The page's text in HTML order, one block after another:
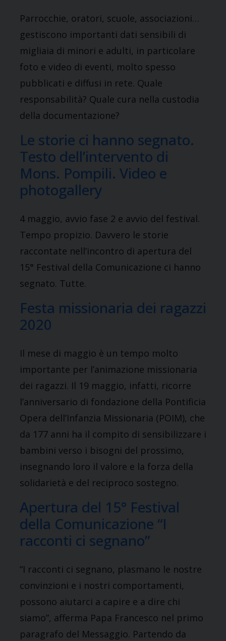
Parrocchie, oratori, scuole, associazioni…
gestiscono importanti dati sensibili di
migliaia di minori e adulti, in particolare
foto e video di eventi, molto spesso
pubblicati e diffusi in rete. Quale
responsabilità? Quale cura nella custodia
della documentazione?
Le storie ci hanno segnato.
Testo dell’intervento di
Mons. Pompili. Video e
photogallery
4 maggio, avvio fase 2 e avvio del festival.
Tempo propizio. Davvero le storie
raccontate nell’incontro di apertura del
15° Festival della Comunicazione ci hanno
segnato. Tutte.
Festa missionaria dei ragazzi
2020
Il mese di maggio è un tempo molto
importante per l’animazione missionaria
dei ragazzi. Il 19 maggio, infatti, ricorre
l’anniversario di fondazione della Pontificia
Opera dell’Infanzia Missionaria (POIM), che
da 177 anni ha il compito di sensibilizzare i
bambini verso i bisogni del prossimo,
insegnando loro il valore e la forza della
solidarietà e del reciproco sostegno.
Apertura del 15° Festival
della Comunicazione “I
racconti ci segnano”
“I racconti ci segnano, plasmano le nostre
convinzioni e i nostri comportamenti,
possono aiutarci a capire e a dire chi
siamo”, afferma Papa Francesco nel primo
paragrafo del Messaggio. Partendo da